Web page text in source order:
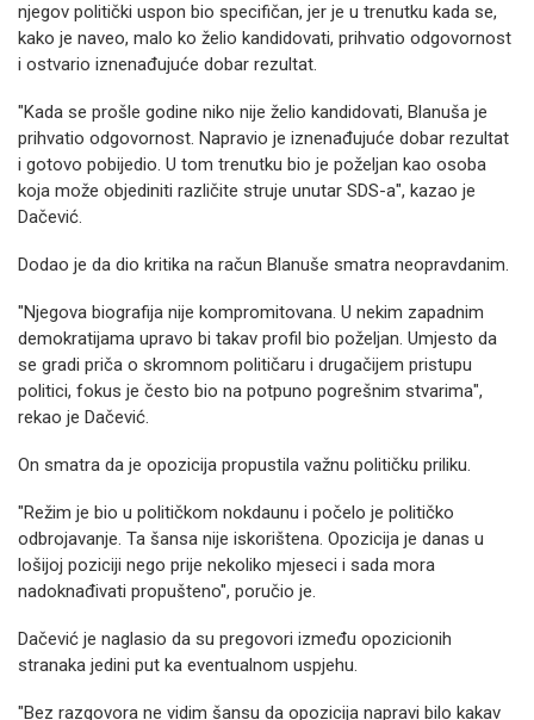
njegov politički uspon bio specifičan, jer je u trenutku kada se,
kako je naveo, malo ko želio kandidovati, prihvatio odgovornost
i ostvario iznenađujuće dobar rezultat.
"Kada se prošle godine niko nije želio kandidovati, Blanuša je
prihvatio odgovornost. Napravio je iznenađujuće dobar rezultat
i gotovo pobijedio. U tom trenutku bio je poželjan kao osoba
koja može objediniti različite struje unutar SDS-a", kazao je
Dačević.
Dodao je da dio kritika na račun Blanuše smatra neopravdanim.
"Njegova biografija nije kompromitovana. U nekim zapadnim
demokratijama upravo bi takav profil bio poželjan. Umjesto da
se gradi priča o skromnom političaru i drugačijem pristupu
politici, fokus je često bio na potpuno pogrešnim stvarima",
rekao je Dačević.
On smatra da je opozicija propustila važnu političku priliku.
"Režim je bio u političkom nokdaunu i počelo je političko
odbrojavanje. Ta šansa nije iskorištena. Opozicija je danas u
lošijoj poziciji nego prije nekoliko mjeseci i sada mora
nadoknađivati propušteno", poručio je.
Dačević je naglasio da su pregovori između opozicionih
stranaka jedini put ka eventualnom uspjehu.
"Bez razgovora ne vidim šansu da opozicija napravi bilo kakav